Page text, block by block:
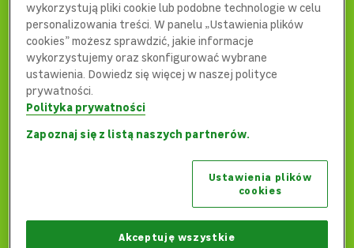
404
Ups... Coś poszło nie tak...
Czy możemy wrócić na stronę główną?
Wróć na stronę główną
wykorzystują pliki cookie lub podobne technologie w celu
personalizowania treści. W panelu „Ustawienia plików
cookies” możesz sprawdzić, jakie informacje
wykorzystujemy oraz skonfigurować wybrane
ustawienia. Dowiedz się więcej w naszej polityce
prywatności.
Polityka prywatności
Zapoznaj się z listą naszych partnerów.
Ustawienia plików
cookies
Akceptuję wszystkie